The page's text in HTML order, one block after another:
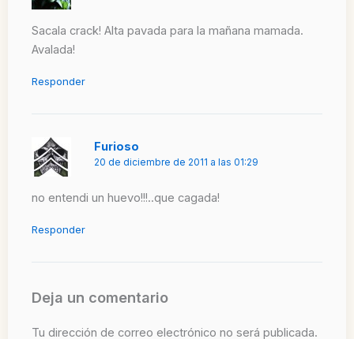
Sacala crack! Alta pavada para la mañana mamada.
Avalada!
Responder
Furioso
20 de diciembre de 2011 a las 01:29
no entendi un huevo!!!..que cagada!
Responder
Deja un comentario
Tu dirección de correo electrónico no será publicada.